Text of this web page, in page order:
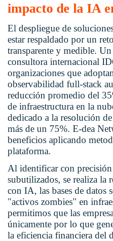
impacto de la IA
El despliegue de
estar respaldado por un
transparente y medible.
consultora internacional
organizaciones que
observabilidad full-stack
reducción promedio del
de infraestructura en la
dedicado a la resolución
más de un 75%. E-dea
beneficios aplicando
plataforma.
Al identificar con
subutilizados, se realiza la
con IA, las bases de datos
"activos zombies" en
permitimos que las
únicamente por lo que
la eficiencia financiera del